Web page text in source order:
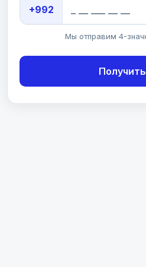
+992
Мы отправим 4-